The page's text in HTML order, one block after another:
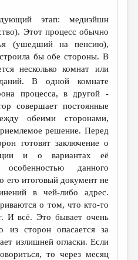
этап: медиэйшн
Этот процесс обычно
(ушедший на пенсию),
бы обе стороны. В
несколько комнат или
В одной комнате
процесса, в другой -
совершает постоянные
обеими сторонами,
решение. Перед
готовят заключение о
и о вариантах её
данного
его итоговый документ не
в чей-либо адрес.
о том, что кто-то
И всё. Это бывает очень
из сторон опасается за
излишней огласки. Если
то через месяц